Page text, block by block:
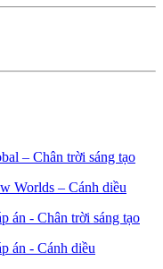
– Chân trời sáng tạo
Worlds – Cánh diều
án - Chân trời sáng tạo
án - Cánh diều